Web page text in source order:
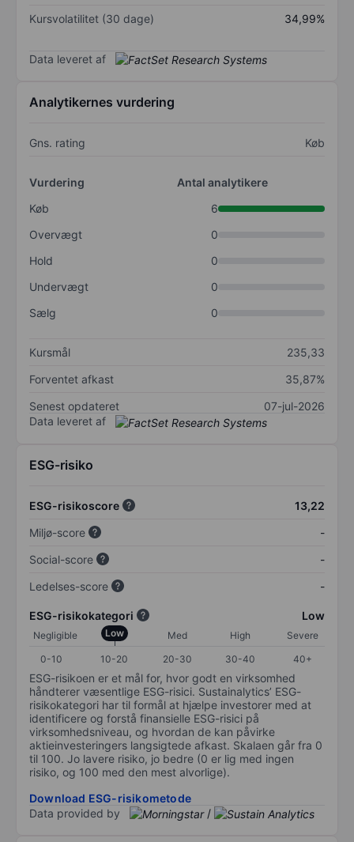
Kursvolatilitet (30 dage)
34,99%
Data leveret af
Analytikernes vurdering
Gns. rating Køb
Vurdering
Antal analytikere
Køb
6
Overvægt
0
Hold
0
Undervægt
0
Sælg
0
Kursmål
235,33
Forventet afkast
35,87%
Senest opdateret
07-jul-2026
Data leveret af
ESG-risiko
ESG-risikoscore
13,22
Miljø-score
-
Social-score
-
Ledelses-score
-
ESG-risikokategori Low
Negligible Low Med High
Severe
0-10
10-20 20-30 30-40 40+
ESG-risikoen er et mål for, hvor godt en virksomhed
håndterer væsentlige ESG-risici. Sustainalytics’ ESG-
risikokategori har til formål at hjælpe investorer med at
identificere og forstå finansielle ESG-risici på
virksomhedsniveau, og hvordan de kan påvirke
aktieinvesteringers langsigtede afkast. Skalaen går fra 0
til 100. Jo lavere risiko, jo bedre (0 er lig med ingen
risiko, og 100 med den mest alvorlige).
Download ESG-risikometode
Data provided by
/